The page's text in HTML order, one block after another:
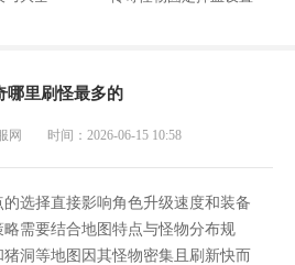
哪里刷怪最多的
网 时间：2026-06-15 10:58
选择直接影响角色升级速度和装备
需要结合地图特点与怪物分布规
洞等地图因其怪物密集且刷新快而